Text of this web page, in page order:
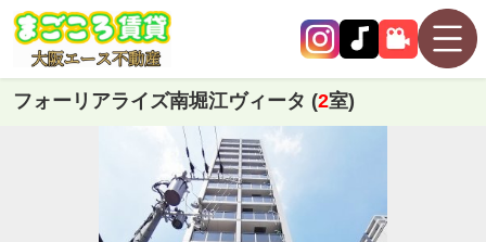
フォーリアライズ南堀江ヴィータ (2室)